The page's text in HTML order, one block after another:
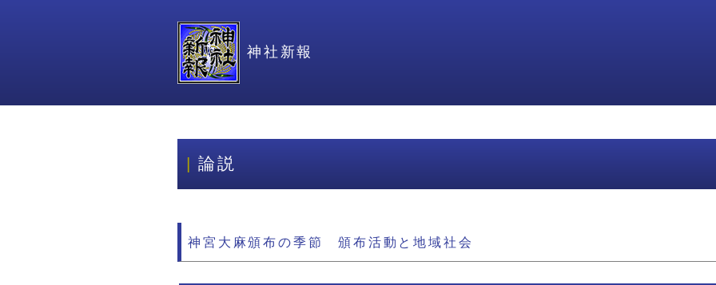
神社新報
論説
神宮大麻頒布の季節 頒布活動と地域社会